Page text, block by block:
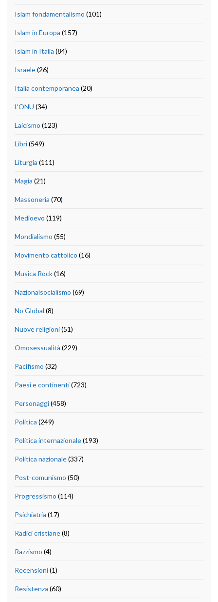
Islam fondamentalismo (101)
Islam in Europa (157)
Islam in Italia (84)
Israele(26)
Italia contemporanea (20)
L'ONU (34)
Laicismo (123)
Libri(549)
Liturgia (111)
Magia (21)
Massoneria (70)
Medioevo (119)
Mondialismo (55)
Movimento cattolico (16)
Musica Rock(16)
Nazionalsocialismo (69)
No Global (8)
Nuove religioni(51)
Omosessualità (229)
Pacifismo (32)
Paesi e continenti(723)
Personaggi(458)
Politica (249)
Politica internazionale(193)
Politica nazionale(337)
Post-comunismo (50)
Progressismo (114)
Psichiatria (17)
Radici cristiane(8)
Razzismo (4)
Recensioni(1)
Resistenza (60)